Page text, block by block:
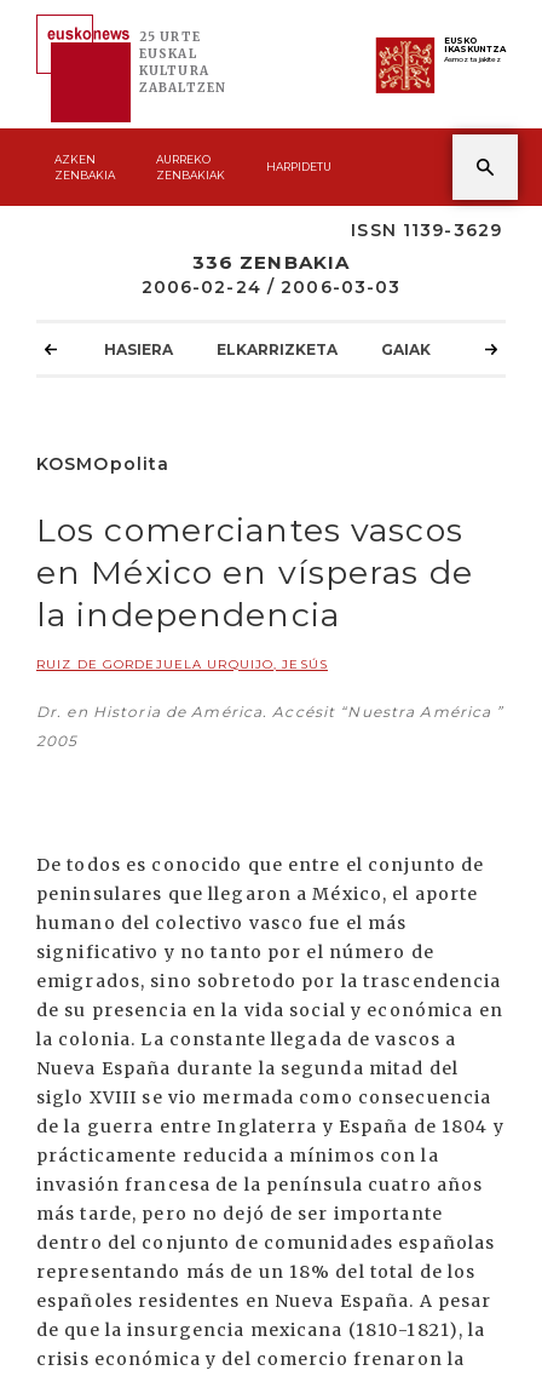
25 URTE
EUSKAL
KULTURA
ZABALTZEN
EUSKO
IKASKUNTZA
Asmoz ta jakitez
AZKEN
ZENBAKIA
AURREKO
ZENBAKIAK
HARPIDETU
ISSN 1139-3629
336 ZENBAKIA
2006-02-24 / 2006-03-03
HASIERA ELKARRIZKETA GAIAK
KOSMOpolita
Los comerciantes vascos
en México en vísperas de
la independencia
RUIZ DE GORDEJUELA URQUIJO, JESÚS
Dr. en Historia de América. Accésit “Nuestra América ”
2005
De todos es conocido que entre el conjunto de
peninsulares que llegaron a México, el aporte
humano del colectivo vasco fue el más
significativo y no tanto por el número de
emigrados, sino sobretodo por la trascendencia
de su presencia en la vida social y económica en
la colonia. La constante llegada de vascos a
Nueva España durante la segunda mitad del
siglo XVIII se vio mermada como consecuencia
de la guerra entre Inglaterra y España de 1804 y
prácticamente reducida a mínimos con la
invasión francesa de la península cuatro años
más tarde, pero no dejó de ser importante
dentro del conjunto de comunidades españolas
representando más de un 18% del total de los
españoles residentes en Nueva España. A pesar
de que la insurgencia mexicana (1810-1821), la
crisis económica y del comercio frenaron la